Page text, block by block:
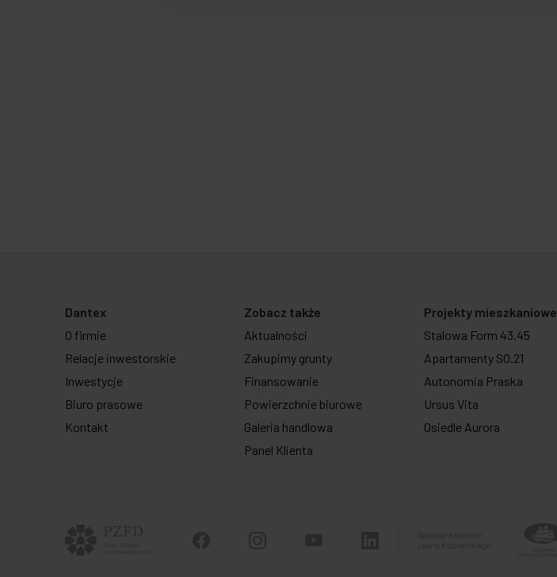
Dantex
O firmie
Relacje inwestorskie
Inwestycje
Biuro prasowe
Kontakt
Zobacz także
Aktualności
Zakupimy grunty
Finansowanie
Powierzchnie biurowe
Galeria handlowa
Panel Klienta
Projekty mieszkaniowe
Stalowa Form 43.45
Apartamenty SO.21
Autonomia Praska
Ursus Vita
Osiedle Aurora